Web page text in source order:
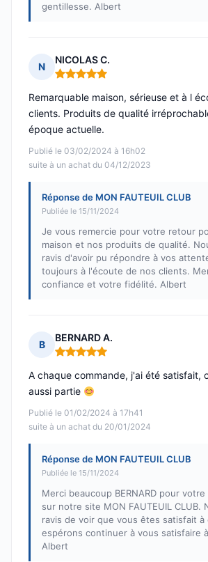
gentillesse. Albert
N
NICOLAS C.
Note : 5 sur 5
Publié le 03/02/2024 à 16h02
suite à un achat du 04/12/2023
Remarquable maison, sérieuse et à l
clients. Produits de qualité
époque actuelle.
Réponse de MON FAUTEUIL CLUB
Publiée le 15/11/2024
Je vous remercie pour votre retour
maison et nos produits de qualité.
ravis d'avoir pu répondre à vos
toujours à l'écoute de nos clients.
confiance et votre fidélité. Albert
B
BERNARD A.
Note : 5 sur 5
Publié le 01/02/2024 à 17h41
suite à un achat du 20/01/2024
A chaque commande, j'ai été satisfait,
aussi partie
Réponse de MON FAUTEUIL CLUB
Publiée le 15/11/2024
Merci beaucoup BERNARD pour
sur notre site MON FAUTEUIL CLUB.
ravis de voir que vous êtes satisfait à
espérons continuer à vous satisfaire
Albert